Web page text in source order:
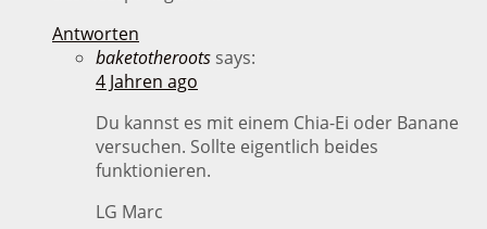
Antworten
baketotheroots says:
4 Jahren ago
Du kannst es mit einem Chia-Ei oder Banane
versuchen. Sollte eigentlich beides
funktionieren.
LG Marc